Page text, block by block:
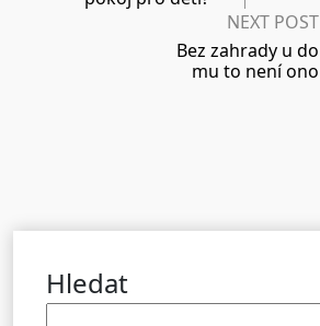
NEXT POST
Bez zahrady u do
mu to není ono
Hledat